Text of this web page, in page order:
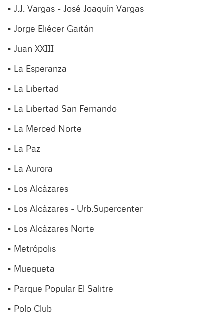
• J.J. Vargas - José Joaquín Vargas
• Jorge Eliécer Gaitán
• Juan XXIII
• La Esperanza
• La Libertad
• La Libertad San Fernando
• La Merced Norte
• La Paz
• La Aurora
• Los Alcázares
• Los Alcázares - Urb.Supercenter
• Los Alcázares Norte
• Metrópolis
• Muequeta
• Parque Popular El Salitre
• Polo Club